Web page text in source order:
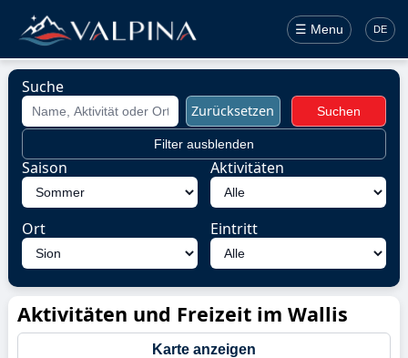
☰ Menu DE
Suche
Zurücksetzen Suchen
Filter ausblenden
Saison Aktivitäten
Ort Eintritt
Aktivitäten und Freizeit im Wallis
Karte anzeigen